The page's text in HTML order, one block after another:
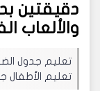
دقيقتين
والألعاب
تعليم جدول
تعليم الأطفال